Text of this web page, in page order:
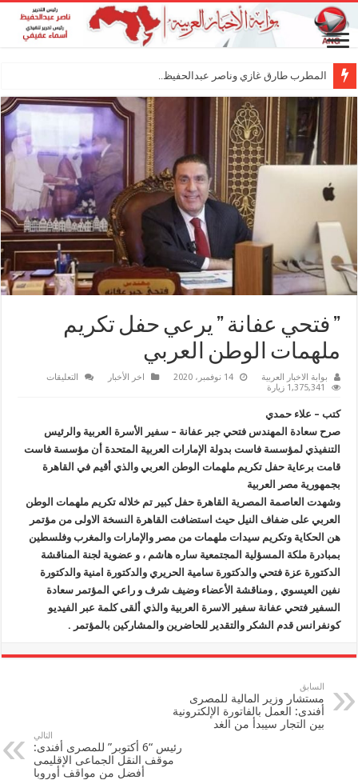
المطرب طارق غازي وناصر عبدالحفيظ.. شراكة فنية
” فتحي عفانة ” يرعي حفل تكريم
ملهمات الوطن العربي
بوابة الاخبار العربية 14 نوفمبر، 2020 اخر الأخبار التعليقات
حفل
تكريم
الوطن
1,375,341 زيارة
كتب – علاء حمدي
صرح سعادة المهندس فتحي جبر عفانة – سفير الأسرة العربية والرئيس
التنفيذي لمؤسسة فاست بدولة الإمارات العربية المتحدة أن مؤسسة فاست
قامت برعاية حفل تكريم ملهمات الوطن العربي والذي أقيم في القاهرة
بجمهورية مصر العربية
وشهدت العاصمة المصرية القاهرة حفل كبير تم خلاله تكريم ملهمات الوطن
العربي على ضفاف النيل حيث استضافت القاهرة النسخة الاولى من مؤتمر
هن الحكاية وتكريم سيدات ملهمات من مصر والإمارات والمغرب وفلسطين
بمبادرة ملكة المسؤلية المجتمعية ساره هاشم ، و عضوية لجنة المناقشة
الدكتورة عزة فتحي والدكتورة سامية الحريري والدكتورة امنية والدكتورة
نفين العيسوي , ومناقشة الأعضاء وضيف شرف و راعي المؤتمر سعادة
السفير فتحي عفانة سفير الاسرة العربية والذي ألقى كلمة عبر الفيديو
كونفرانس قدم الشكر والتقدير للحاضرين والمشاركين بالمؤتمر .
السابق
مستشار وزير المالية للمصرى
أفندى: العمل بالفاتورة الإلكترونية
بين التجار سيبدأ من الغد
التالي
رئيس “6 أكتوبر” للمصرى أفندى:
موقف النقل الجماعى الإقليمى
أفضل من مواقف أوروبا